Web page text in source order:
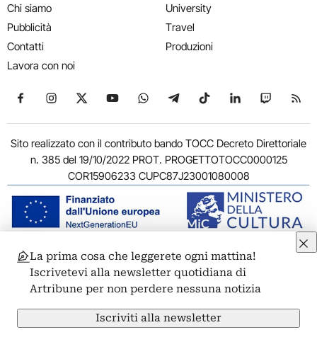
Chi siamo
Pubblicità
Contatti
Lavora con noi
University
Travel
Produzioni
Seguici su Facebook
Seguici su Instagram
Seguici su X
Seguici su YouTube
Seguici su WhatsApp
Seguici su Telegram
Seguici su TikTok
Seguici su
Seguici
Sito realizzato con il contributo bando TOCC Decreto Direttoriale
n. 385 del 19/10/2022 PROT. PROGETTOTOCC0000125
COR15906233 CUPC87J23001080008
© 2011-2026 ARTRIBUNE srl – Corso Vittorio Emanuele II, 287 –
00186 Roma - P.I. 11381581005
Privacy: Responsabile della protezione dei dati personali
ARTRIBUNE srl – Corso Vittorio Emanuele II, 287 – 00186 Roma
Termini e condizioniPrivacy PolicyCookie PolicyCredits
La prima cosa che leggerete ogni mattina!
Iscrivetevi alla newsletter quotidiana di
Artribune per non perdere nessuna notizia
Iscriviti alla newsletter